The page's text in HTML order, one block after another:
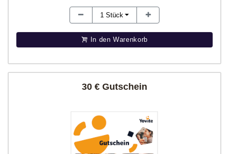
1 Stück
In den Warenkorb
30 € Gutschein